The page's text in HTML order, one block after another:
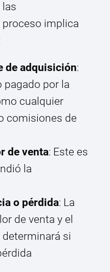
las
implica
de adquisición:
pagado por la
cualquier
comisiones de
de venta: Este es
la
o pérdida: La
de venta y el
si